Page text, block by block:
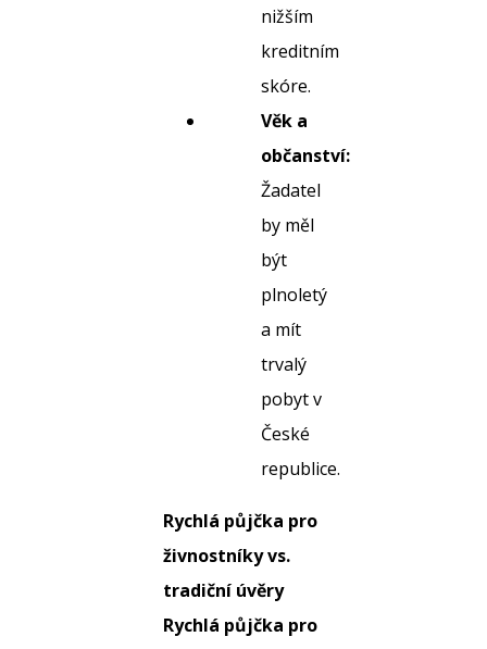
nižším
kreditním
skóre.
Věk a
občanství:
Žadatel
by měl
být
plnoletý
a mít
trvalý
pobyt v
České
republice.
Rychlá půjčka pro
živnostníky vs.
tradiční úvěry
Rychlá půjčka pro